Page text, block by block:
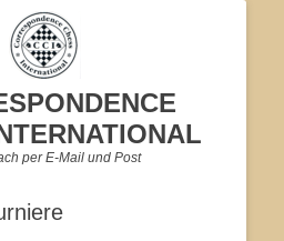
per E-Mail und Post